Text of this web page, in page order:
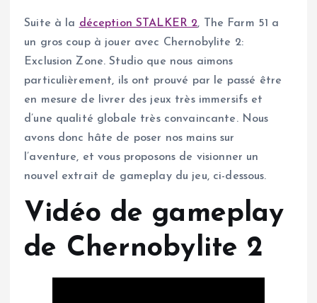
Suite à la déception STALKER 2, The Farm 51 a
un gros coup à jouer avec Chernobylite 2:
Exclusion Zone. Studio que nous aimons
particulièrement, ils ont prouvé par le passé être
en mesure de livrer des jeux très immersifs et
d’une qualité globale très convaincante. Nous
avons donc hâte de poser nos mains sur
l’aventure, et vous proposons de visionner un
nouvel extrait de gameplay du jeu, ci-dessous.
Vidéo de gameplay
de Chernobylite 2